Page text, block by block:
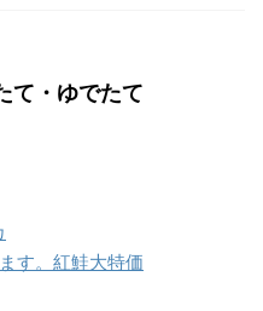
て・ゆでたて
す。紅鮭大特価